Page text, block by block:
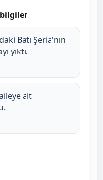
bilgiler
Batı Şeria'nın
yıktı.
ait